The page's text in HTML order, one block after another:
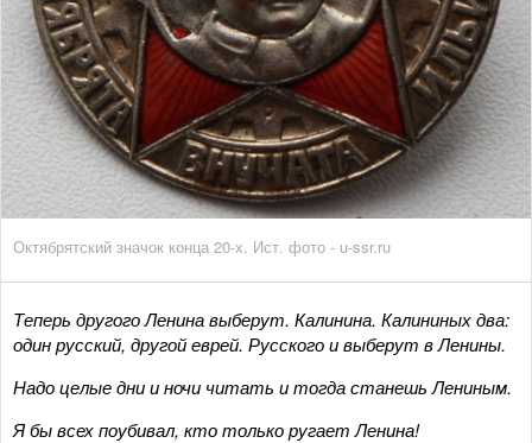
Октябрятский значок конца 20-х. Ист. фото - u-ssr.ru
Теперь другого Ленина выберут. Калинина. Калининых два:
один русский, другой еврей. Русского и выберут в Ленины.
Надо целые дни и ночи читать и тогда станешь Лениным.
Я бы всех поубивал, кто только ругает Ленина!